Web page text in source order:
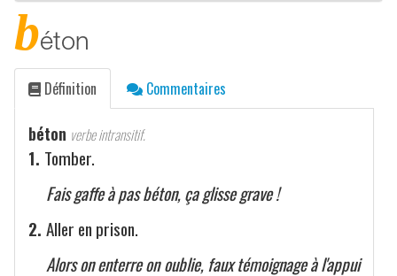
béton
Définition Commentaires
béton verbe intransitif.
1. Tomber.
Fais gaffe à pas béton, ça glisse grave !
2. Aller en prison.
Alors on enterre on oublie, faux témoignage à l'appui